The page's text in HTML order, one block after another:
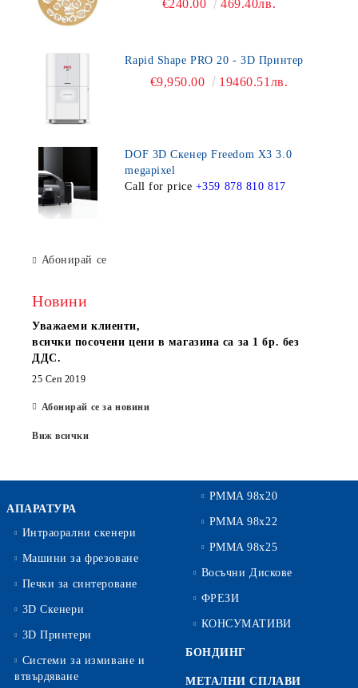
€240.00 469.40лв.
Rapid Shape PRO 20 - 3D Принтер
€9,950.00 19460.51лв.
DOF 3D Скенер Freedom X3 3.0
megapixel
Call for price +359 878 810 817
Абонирай се
Новини
Уважаеми клиенти,
всички посочени цени в магазина са за 1 бр. без
ДДС.
25 Сеп 2019
Абонирай се за новини
Виж всички
АПАРАТУРА
Интраорални скенери
Машини за фрезоване
Печки за синтероване
3D Скенери
3D Принтери
Системи за измиване и
втвърдяване
PMMA 98x20
PMMA 98x22
PMMA 98x25
Восъчни Дискове
ФРЕЗИ
КОНСУМАТИВИ
БОНДИНГ
МЕТАЛНИ СПЛАВИ